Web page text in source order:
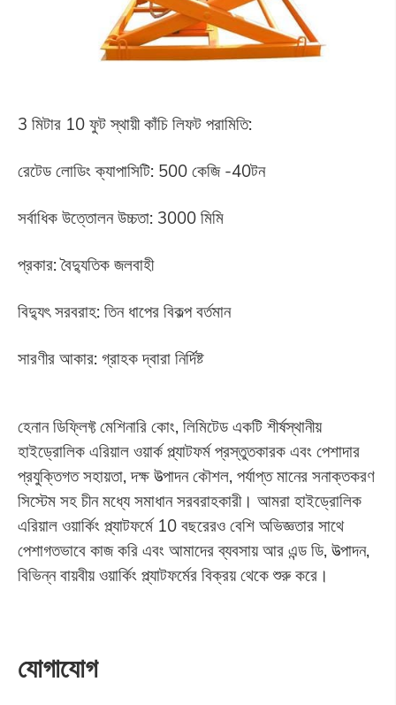
3 মিটার 10 ফুট স্থায়ী কাঁচি লিফট পরামিতি:
রেটেড লোডিং ক্যাপাসিটি: 500 কেজি -40টন
সর্বাধিক উত্তোলন উচ্চতা: 3000 মিমি
প্রকার: বৈদ্যুতিক জলবাহী
বিদ্যুৎ সরবরাহ: তিন ধাপের বিকল্প বর্তমান
সারণীর আকার: গ্রাহক দ্বারা নির্দিষ্ট
হেনান ডিফ্লিফ্ট মেশিনারি কোং, লিমিটেড একটি শীর্ষস্থানীয়
হাইড্রোলিক এরিয়াল ওয়ার্ক প্ল্যাটফর্ম প্রস্তুতকারক এবং পেশাদার
প্রযুক্তিগত সহায়তা, দক্ষ উত্পাদন কৌশল, পর্যাপ্ত মানের সনাক্তকরণ
সিস্টেম সহ চীন মধ্যে সমাধান সরবরাহকারী। আমরা হাইড্রোলিক
এরিয়াল ওয়ার্কিং প্ল্যাটফর্মে 10 বছরেরও বেশি অভিজ্ঞতার সাথে
পেশাগতভাবে কাজ করি এবং আমাদের ব্যবসায় আর এন্ড ডি, উত্পাদন,
বিভিন্ন বায়বীয় ওয়ার্কিং প্ল্যাটফর্মের বিক্রয় থেকে শুরু করে।
যোগাযোগ